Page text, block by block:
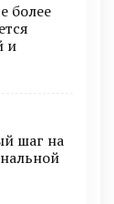
более
и
шаг на